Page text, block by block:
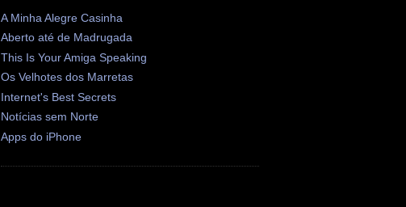
A Minha Alegre Casinha
Aberto até de Madrugada
This Is Your Amiga Speaking
Os Velhotes dos Marretas
Internet's Best Secrets
Notícias sem Norte
Apps do iPhone